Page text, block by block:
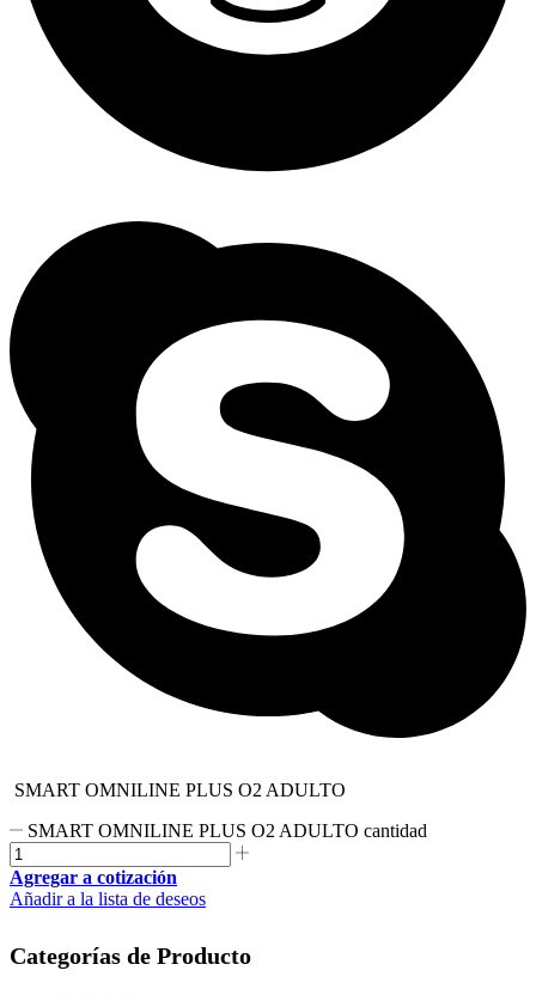
SMART OMNILINE PLUS O2 ADULTO
SMART OMNILINE PLUS O2 ADULTO cantidad
Agregar a cotización
Añadir a la lista de deseos
Categorías de Producto